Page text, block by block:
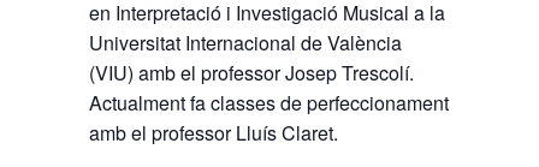
en Interpretació i Investigació Musical a la
Universitat Internacional de València
(VIU) amb el professor Josep Trescolí.
Actualment fa classes de perfeccionament
amb el professor Lluís Claret.